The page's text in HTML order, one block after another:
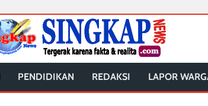
PENDIDIKAN REDAKSI LAPOR